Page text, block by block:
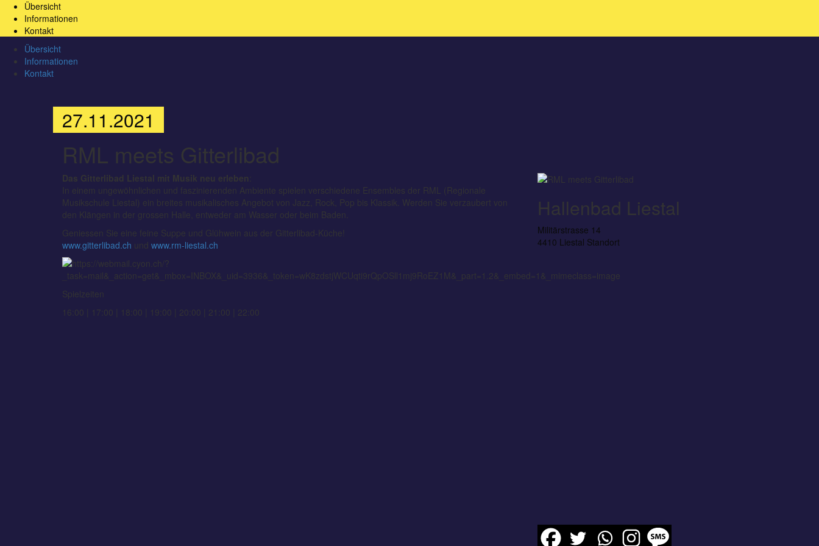
Übersicht
Informationen
Kontakt
Übersicht
Informationen
Kontakt
27.11.2021
RML meets Gitterlibad
Das Gitterlibad Liestal mit Musik neu erleben
In einem ungewöhnlichen und faszinierenden Ambiente spielen verschiedene Ensembles der RML (Regionale
Musikschule Liestal) ein breites musikalisches Angebot von Jazz, Rock, Pop bis Klassik. Werden Sie verzaubert von
den Klängen in der grossen Halle, entweder am Wasser oder beim Baden.
Geniessen Sie eine feine Suppe und Glühwein aus der Gitterlibad-Küche!
www.gitterlibad.ch und www.rm-liestal.ch
Spielzeiten
16:00 | 17:00 | 18:00 | 19:00 | 20:00 | 21:00 | 22:00
Hallenbad Liestal
Militärstrasse 14
4410 Liestal Standort